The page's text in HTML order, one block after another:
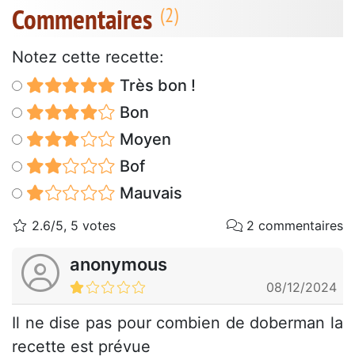
Commentaires
Notez cette recette:
Très bon !
Bon
Moyen
Bof
Mauvais
2.6/5, 5 votes 2 commentaires
anonymous
08/12/2024
Il ne dise pas pour combien de doberman la
recette est prévue